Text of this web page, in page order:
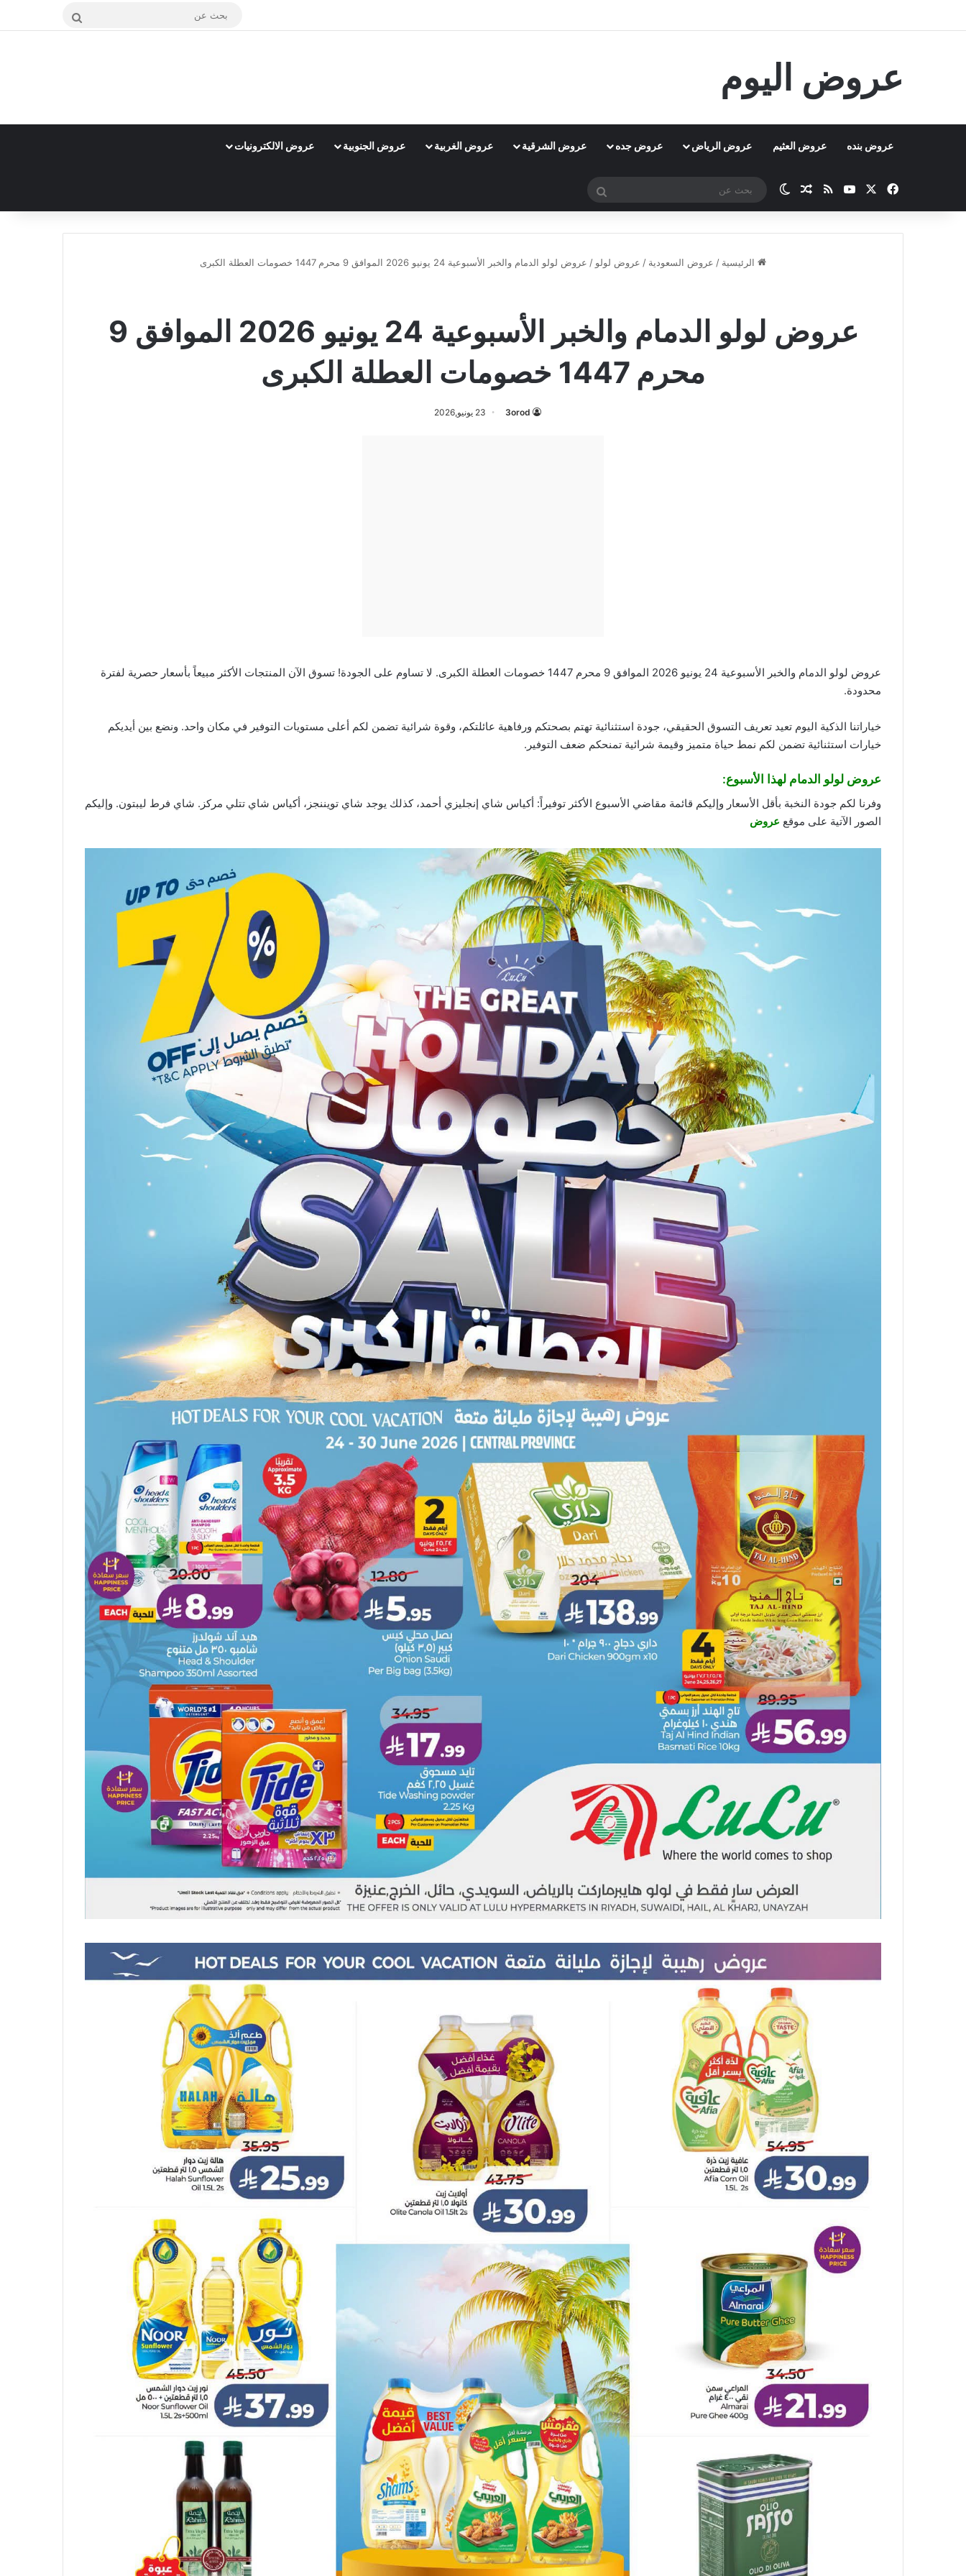
بحث
عروض اليوم
عروض بنده عروض العثيم عروض الرياض عروض جده عروض الشرقية عروض الغربية عروض الجنوبية عروض الالكترونيات
فيسبوك ‫YouTubeملخص الموقع RSS
مقال عشوائي
الوضع المظلم
بحث
الرئيسية / عروض السعودية / عروض لولو / عروض لولو الدمام والخبر الأسبوعية 24 يونيو 2026 الموافق 9 محرم 1447 خصومات العطلة الكبرى
عروض لولو الدمام والخبر الأسبوعية 24 يونيو 2026 الموافق 9
محرم 1447 خصومات العطلة الكبرى
3orod 23 يونيو,2026
عروض لولو الدمام والخبر الأسبوعية 24 يونيو 2026 الموافق 9 محرم 1447 خصومات العطلة الكبرى. لا تساوم على الجودة! تسوق الآن المنتجات الأكثر مبيعاً بأسعار حصرية لفترة
محدودة.
خياراتنا الذكية اليوم تعيد تعريف التسوق الحقيقي، جودة استثنائية تهتم بصحتكم ورفاهية عائلتكم، وقوة شرائية تضمن لكم أعلى مستويات التوفير في مكان واحد. ونضع بين أيديكم
خيارات استثنائية تضمن لكم نمط حياة متميز وقيمة شرائية تمنحكم ضعف التوفير.
عروض لولو الدمام لهذا الأسبوع:
وفرنا لكم جودة النخبة بأقل الأسعار وإليكم قائمة مقاضي الأسبوع الأكثر توفيراً: أكياس شاي إنجليزي أحمد، كذلك يوجد شاي تويننجز، أكياس شاي تتلي مركز. شاي فرط ليبتون. وإليكم
الصور الآتية على موقع عروض